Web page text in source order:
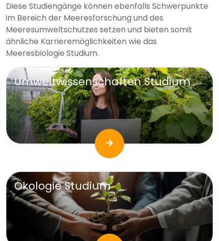
Diese Studiengänge können ebenfalls Schwerpunkte
im Bereich der Meeresforschung und des
Meeresumweltschutzes setzen und bieten somit
ähnliche Karrieremöglichkeiten wie das
Meeresbiologie Studium.
Umweltwissenschaften Studium
Ökologie Studium